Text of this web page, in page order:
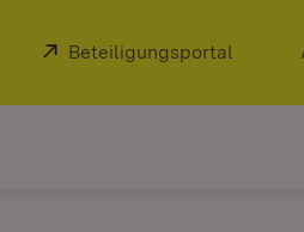
in neuem Fenster)
Extern:
Beteiligungsportal